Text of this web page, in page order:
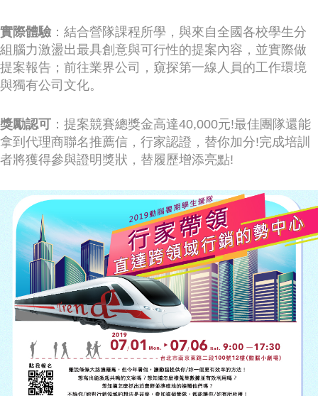
實際體驗 ：結合營隊課程所學，與來自全國各校學生分
組腦力激盪出最具創意與可行性的提案內容，並實際做
提案報告；前往業界公司，窺探第一線人員的工作環境
與獨有公司文化。
獎勵認可 ：提案競賽總獎金高達40,000元!最佳團隊還能
拿到代理商聯名推薦信，行家認證，替你加分!完成培訓
者將獲得參與證明獎狀，替履歷增添亮點!